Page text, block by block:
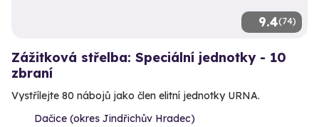
9.4(74)
Zážitková střelba: Speciální jednotky - 10
zbraní
Vystřílejte 80 nábojů jako člen elitní jednotky URNA.
Dačice (okres Jindřichův Hradec)